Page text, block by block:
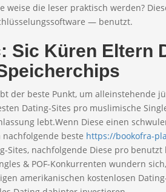
weise die leser praktisch werden?
— benutzt.
Sic Küren Eltern
der beste Punkt, um
Dating-Sites pro muslimische
lebt.Wenn Diese einen
beste https://bookofra-
Sites, nachfolgende Diese pro
& POF-Konkurrenten wundern
amerikanischen kostenlosen